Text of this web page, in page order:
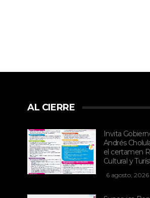
AL CIERRE
Invita
Andrés
el certamen
Cultural y
6 agosto, 2026